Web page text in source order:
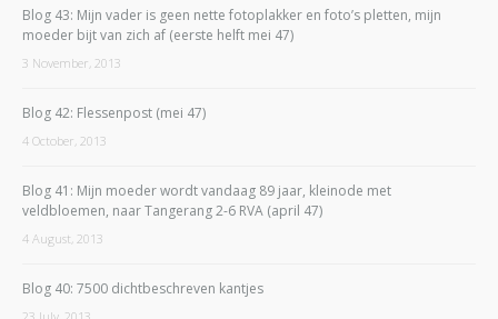
Blog 43: Mijn vader is geen nette fotoplakker en foto’s pletten, mijn
moeder bijt van zich af (eerste helft mei 47)
3 November, 2013
Blog 42: Flessenpost (mei 47)
4 October, 2013
Blog 41: Mijn moeder wordt vandaag 89 jaar, kleinode met
veldbloemen, naar Tangerang 2-6 RVA (april 47)
4 August, 2013
Blog 40: 7500 dichtbeschreven kantjes